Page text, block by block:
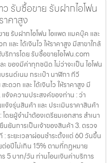
รับซื้อขาย รับฝากไอโฟน
าคาสูง
ย รับฝากไอโฟน ไอแพด แมคบุ๊ค และ
และ ได้เงินไว ให้ราคาสูง มีสาขาใกล้
การโดย รับซื้อขายไอโฟน.com
ของมีค่าทุกชนิด ไม่ว่าจะเป็น ไอโฟน
นด์เนม กระเป๋า นาฬิกา ทีวี
ดวก และ ได้เงินไว ให้ราคาสูง มี
แจ้งความประสงค์ของท่าน : ว่า
งรุ่นสินค้า และ ประเมินราคาสินค้า
ยผู้จำนำต้องเตรียมเอกสาร สำเนา
นยันการเป็นเจ้าของสินค้า 3. ตรวจ
ระยะเวลาผ่อนชำระตั้งแต่ 60 วันขึ้น
อปีไม่เกิน 15% ตามที่กฏหมาย
5 บาท/วัน ท่านโอนเงินค่าบริการ